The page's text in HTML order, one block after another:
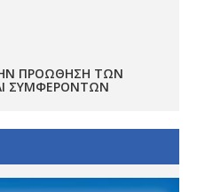
ΠΡΟΏΘΗΣΗ ΤΩΝ
ΣΥΜΦΕΡΌΝΤΩΝ